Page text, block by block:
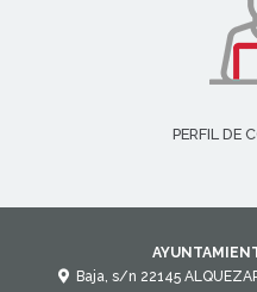
PERFIL DE
Baja, s/n 22145